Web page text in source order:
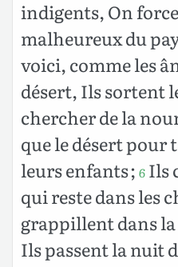
indigents, On
malheureux du
voici, comme les
désert, Ils sortent
chercher de la
que le désert pour
leurs enfants ; 6 Ils
qui reste dans les
grappillent dans la
Ils passent la nuit